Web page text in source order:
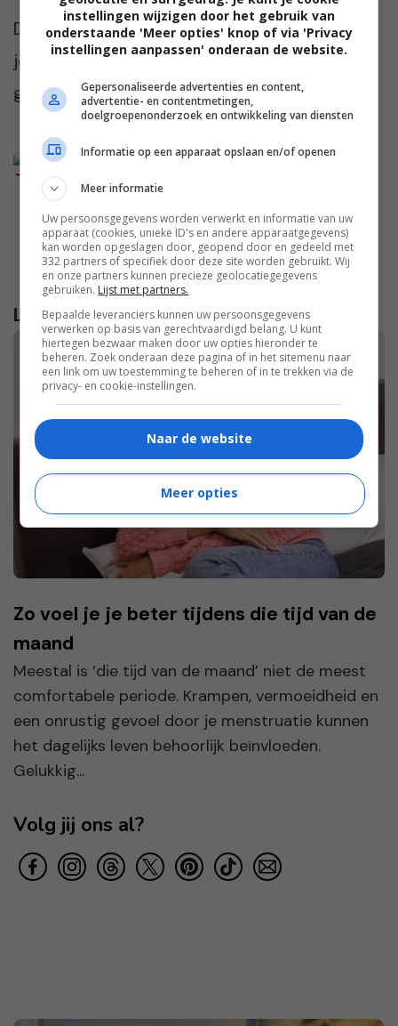
Dit zorgt ervoor dat je gemotiveerd blijft en
je niet na 2 weken al je principes overboord
gooit
Lees verder...
Zo voel je je beter tijdens die tijd van de
maand
Meestal is ‘die tijd van de maand’ niet de meest
comfortabele periode. Krampen, vermoeidheid en
een onrustig gevoel door je menstruatie kunnen
het dagelijks leven behoorlijk beïnvloeden.
Gelukkig...
Volg jij ons al?
instellingen wijzigen door het gebruik van
onderstaande 'Meer opties' knop of via 'Privacy
instellingen aanpassen' onderaan de website.
Gepersonaliseerde advertenties en content,
advertentie- en contentmetingen,
doelgroepenonderzoek en ontwikkeling van diensten
Informatie op een apparaat opslaan en/of openen
Meer informatie
Uw persoonsgegevens worden verwerkt en informatie van uw
apparaat (cookies, unieke ID's en andere apparaatgegevens)
kan worden opgeslagen door, geopend door en gedeeld met
332 partners of specifiek door deze site worden gebruikt. Wij
en onze partners kunnen precieze geolocatiegegevens
gebruiken. Lijst met partners.
Bepaalde leveranciers kunnen uw persoonsgegevens
verwerken op basis van gerechtvaardigd belang. U kunt
hiertegen bezwaar maken door uw opties hieronder te
beheren. Zoek onderaan deze pagina of in het sitemenu naar
een link om uw toestemming te beheren of in te trekken via de
privacy- en cookie-instellingen.
Naar de website
Meer opties